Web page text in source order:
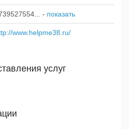
- показать
www.helpme38.ru/
услуг